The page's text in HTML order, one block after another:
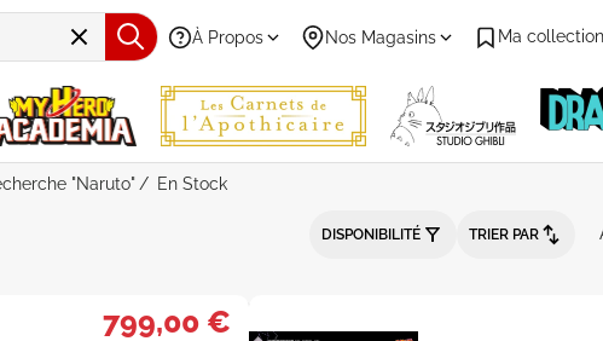
À Propos Nos Magasins Ma collection
"Naruto" En Stock
Catégorie "Figurine" - En Stock -
DISPONIBILITÉ TRIER PAR
799,00 €